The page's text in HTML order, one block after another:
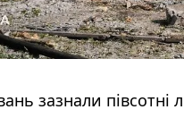
зазнали півсотні